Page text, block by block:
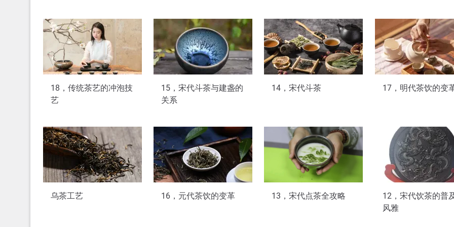
18，传统茶艺的冲泡技
艺
15，宋代斗茶与建盏的
关系
14，宋代斗茶 17，明代茶饮的变
乌茶工艺 16，元代茶饮的变革 13，宋代点茶全攻略
12，宋代饮茶的普
风雅